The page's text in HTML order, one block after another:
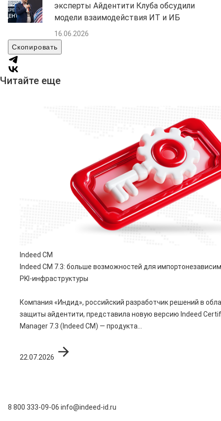
эксперты Айдентити Клуба обсудили
модели взаимодействия ИТ и ИБ
16.06.2026
Скопировать
Читайте еще
Indeed CM
Indeed CM 7.3: больше возможностей для
PKI-инфраструктуры
Компания «Индид», российский разработчик решений в
защиты айдентити, представила новую версию Indeed
Manager 7.3 (Indeed CM) — продукта...
22.07.2026
8 800 333-09-06 info@indeed-id.ru